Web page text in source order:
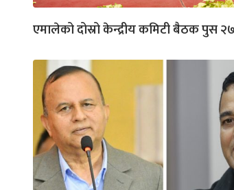
एमालेको दोस्रो केन्द्रीय कमिटी बैठक पुस